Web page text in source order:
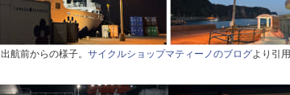
出航前からの様子。 サイクルショップマティーノのブログより引用